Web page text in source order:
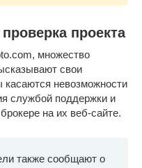
проекта
множество
свои
невозможности
службой поддержки и
на их веб-сайте.
также сообщают о